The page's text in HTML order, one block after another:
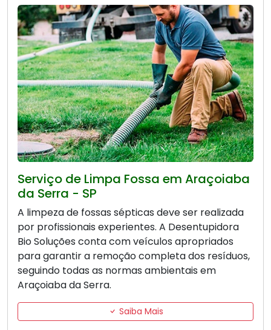
Serviço de Limpa Fossa em Araçoiaba
da Serra - SP
A limpeza de fossas sépticas deve ser realizada
por profissionais experientes. A Desentupidora
Bio Soluções conta com veículos apropriados
para garantir a remoção completa dos resíduos,
seguindo todas as normas ambientais em
Araçoiaba da Serra.
Saiba Mais